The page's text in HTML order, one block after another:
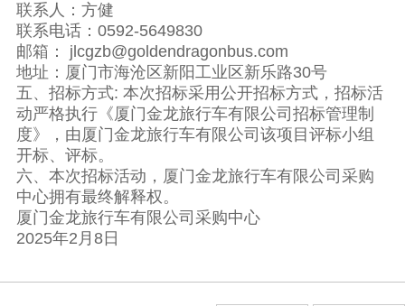
联系人：方健
联系电话：0592-5649830
邮箱： jlcgzb@goldendragonbus.com
地址：厦门市海沧区新阳工业区新乐路30号
五、招标方式: 本次招标采用公开招标方式，招标活
动严格执行《厦门金龙旅行车有限公司招标管理制
度》，由厦门金龙旅行车有限公司该项目评标小组
开标、评标。
六、本次招标活动，厦门金龙旅行车有限公司采购
中心拥有最终解释权。
厦门金龙旅行车有限公司采购中心
2025年2月8日